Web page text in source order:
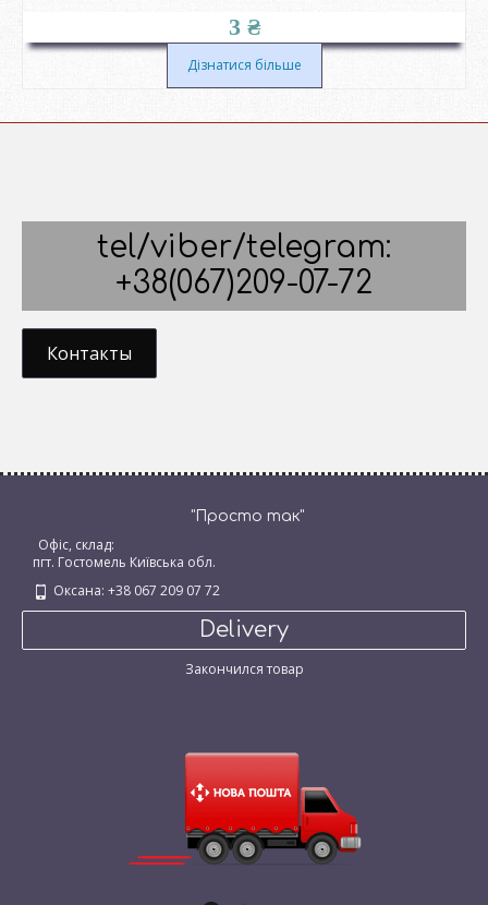
3 ₴
Дізнатися більше
tel/viber/telegram:
+38(067)209-07-72
Контакты
"Просто так"
Офіс, склад:
пгт. Гостомель Київська обл.
Оксана: +38 067 209 07 72
Delivery
Закончился товар